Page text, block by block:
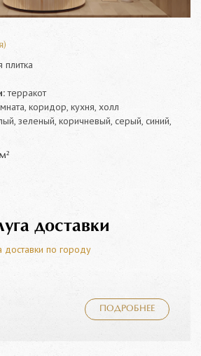
плитка
терракот
коридор, кухня, холл
зеленый, коричневый, серый, синий,
доставки
доставки по городу
ПОДРОБНЕЕ